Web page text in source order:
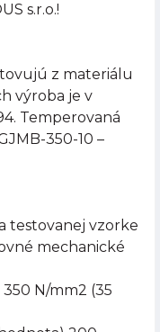
s.r.o.!
z materiálu
výroba je v
Temperovaná
350-10 –
testovanej vzorke
mechanické
N/mm2 (35